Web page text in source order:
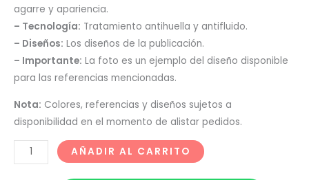
agarre y apariencia.
– Tecnología: Tratamiento antihuella y antifluido.
– Diseños: Los diseños de la publicación.
– Importante: La foto es un ejemplo del diseño disponible
para las referencias mencionadas.
Nota: Colores, referencias y diseños sujetos a
disponibilidad en el momento de alistar pedidos.
AÑADIR AL CARRITO